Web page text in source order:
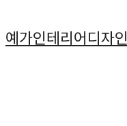
예가인테리어디자인